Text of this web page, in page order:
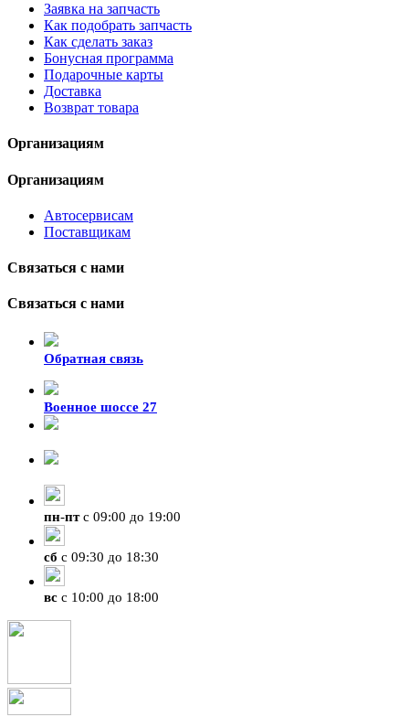
Заявка на запчасть
Как подобрать запчасть
Как сделать заказ
Бонусная программа
Подарочные карты
Доставка
Возврат товара
Организациям
Организациям
Автосервисам
Поставщикам
Связаться с нами
Связаться с нами
Обратная связь
Военное шоссе 27
пн-птс 09:00 до 19:00
сб с 09:30 до 18:30
вс с 10:00 до 18:00